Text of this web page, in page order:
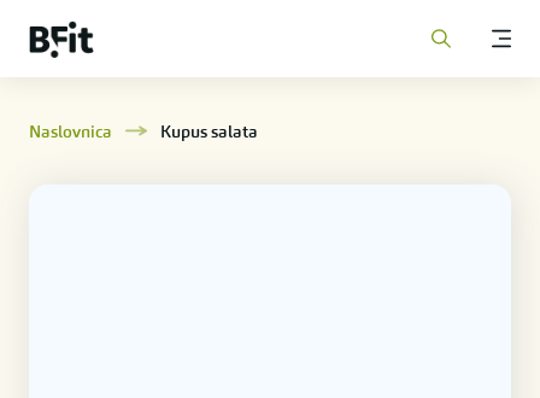
Naslovnica Kupus salata